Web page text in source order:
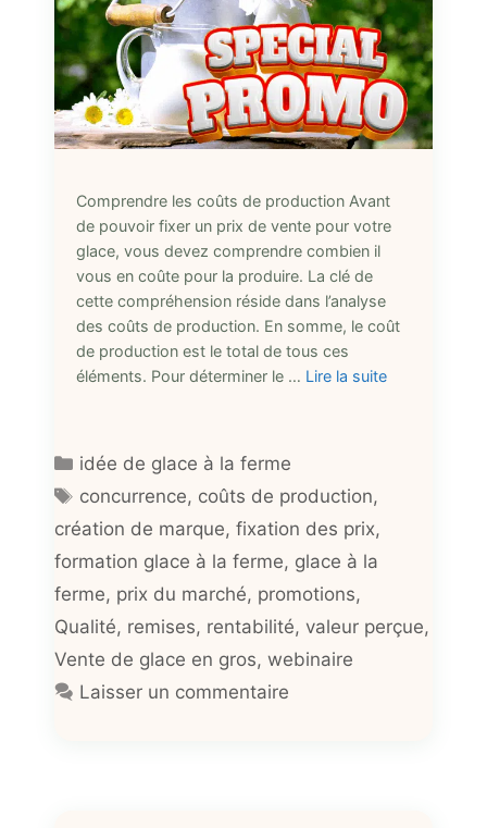
Comprendre les coûts de production Avant
de pouvoir fixer un prix de vente pour votre
glace, vous devez comprendre combien il
vous en coûte pour la produire. La clé de
cette compréhension réside dans l’analyse
des coûts de production. En somme, le coût
de production est le total de tous ces
éléments. Pour déterminer le … Lire la suite
Catégories
idée de glace à la ferme
Étiquettes
concurrence, coûts de production,
création de marque, fixation des prix,
formation glace à la ferme, glace à la
ferme, prix du marché, promotions,
Qualité, remises, rentabilité, valeur perçue,
Vente de glace en gros, webinaire
Laisser un commentaire